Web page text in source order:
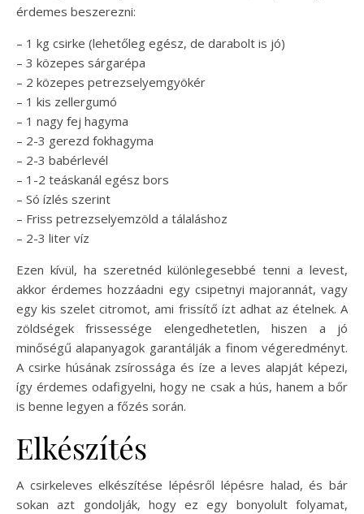
érdemes beszerezni:
– 1 kg csirke (lehetőleg egész, de darabolt is jó)
– 3 közepes sárgarépa
– 2 közepes petrezselyemgyökér
– 1 kis zellergumó
– 1 nagy fej hagyma
– 2-3 gerezd fokhagyma
– 2-3 babérlevél
– 1-2 teáskanál egész bors
– Só ízlés szerint
– Friss petrezselyemzöld a tálaláshoz
– 2-3 liter víz
Ezen kívül, ha szeretnéd különlegesebbé tenni a levest,
akkor érdemes hozzáadni egy csipetnyi majorannát, vagy
egy kis szelet citromot, ami frissítő ízt adhat az ételnek. A
zöldségek frissessége elengedhetetlen, hiszen a jó
minőségű alapanyagok garantálják a finom végeredményt.
A csirke húsának zsírossága és íze a leves alapját képezi,
így érdemes odafigyelni, hogy ne csak a hús, hanem a bőr
is benne legyen a főzés során.
Elkészítés
A csirkeleves elkészítése lépésről lépésre halad, és bár
sokan azt gondolják, hogy ez egy bonyolult folyamat,